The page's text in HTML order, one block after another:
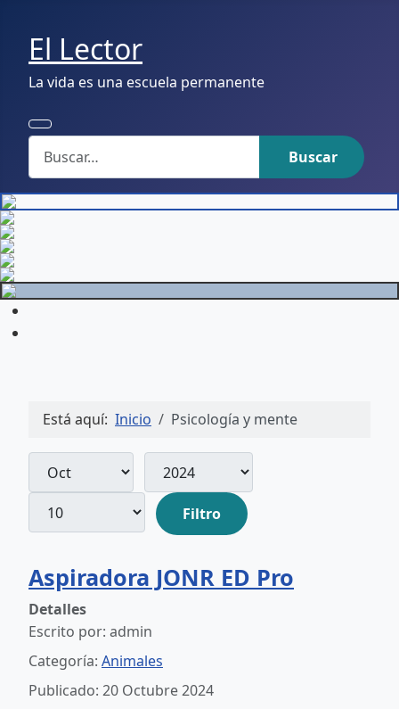
El Lector
La vida es una escuela permanente
Buscar
Buscar
Está aquí: Inicio Psicología y mente
Filtros
Filtro
Aspiradora JONR ED Pro
Detalles
Escrito por: admin
Categoría: Animales
Publicado: 20 Octubre 2024